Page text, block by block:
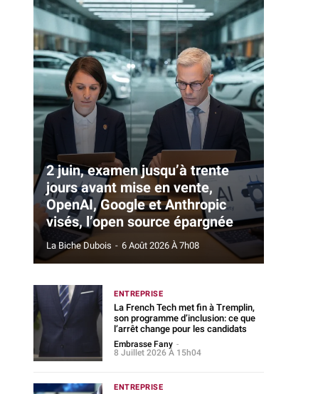
2 juin, examen jusqu’à trente
jours avant mise en vente,
OpenAI, Google et Anthropic
visés, l’open source épargnée
La Biche Dubois - 6 Août 2026 À 7h08
ENTREPRISE
La French Tech met fin à Tremplin,
son programme d’inclusion: ce que
l’arrêt change pour les candidats
Embrasse Fany -
8 Juillet 2026 À 15h04
ENTREPRISE